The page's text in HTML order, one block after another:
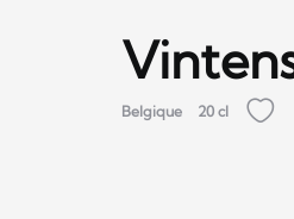
Belgique 20 cl